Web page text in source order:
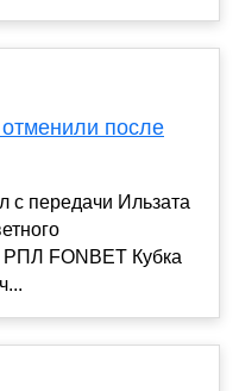
после
с передачи Ильзата
РПЛ FONBET Кубка